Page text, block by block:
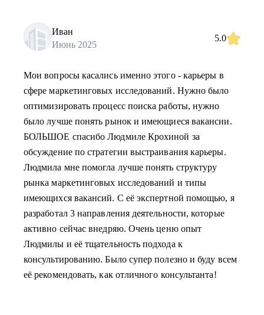
Иван
Июнь 2025
5.0
Мои вопросы касались именно этого - карьеры в
сфере маркетинговых исследований. Нужно было
оптимизировать процесс поиска работы, нужно
было лучше понять рынок и имеющиеся вакансии.
БОЛЬШОЕ спасибо Людмиле Крохиной за
обсуждение по стратегии выстраивания карьеры.
Людмила мне помогла лучше понять структуру
рынка маркетинговых исследований и типы
имеющихся вакансий. С её экспертной помощью, я
разработал 3 направления деятельности, которые
активно сейчас внедряю. Очень ценю опыт
Людмилы и её тщательность подхода к
консультированию. Было супер полезно и буду всем
её рекомендовать, как отличного консультанта!